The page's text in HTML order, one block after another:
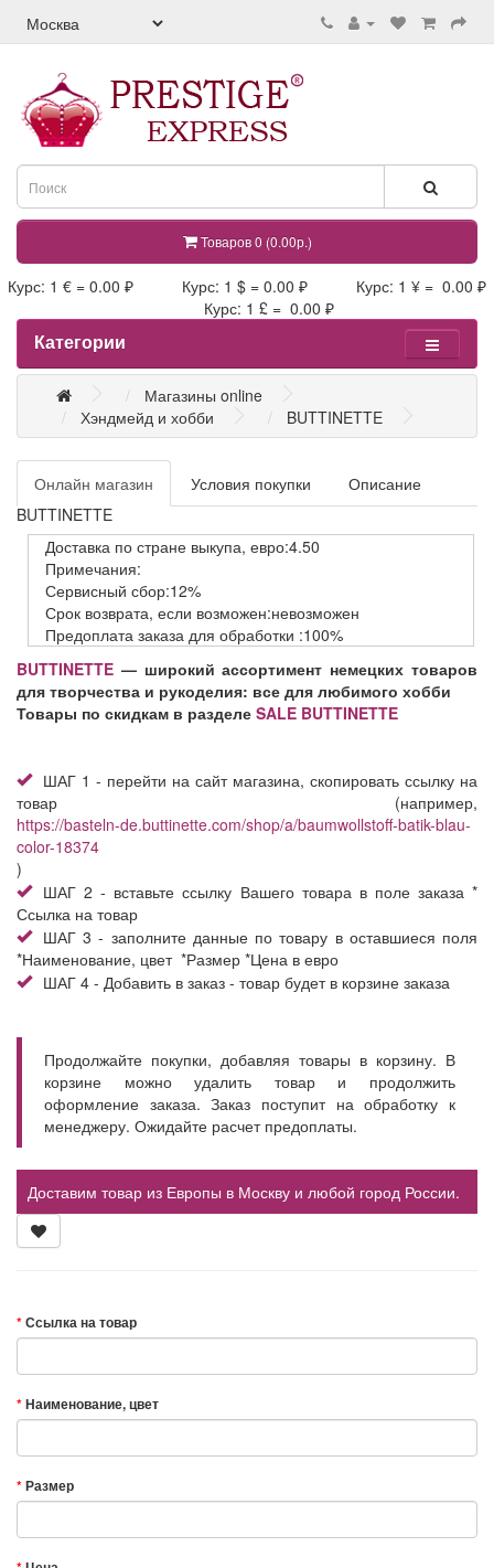
Товаров 0 (0.00р.)
Курс: 1 € = 0.00 ₽ Курс: 1 $ = 0.00 ₽ Курс: 1 ¥ = 0.00 ₽
Курс: 1 £ = 0.00 ₽
Категории
Магазины online
Хэндмейд и хобби
BUTTINETTE
Онлайн магазин Условия покупки
Описание
BUTTINETTE
Доставка по стране выкупа, евро:4.50
Примечания:
Сервисный сбор:12%
Срок возврата, если возможен:невозможен
Предоплата заказа для обработки :100%
BUTTINETTE — широкий ассортимент немецких товаров
для творчества и рукоделия: все для любимого хобби
Товары по скидкам в разделе SALE BUTTINETTE
ШАГ 1 - перейти на сайт магазина, скопировать ссылку на
товар (например,
https://basteln-de.buttinette.com/shop/a/baumwollstoff-batik-blau-
color-18374
)
ШАГ 2 - вставьте ссылку Вашего товара в поле заказа *
Ссылка на товар
ШАГ 3 - заполните данные по товару в оставшиеся поля
*Наименование, цвет *Размер *Цена в евро
ШАГ 4 - Добавить в заказ - товар будет в корзине заказа
Продолжайте покупки, добавляя товары в корзину. В
корзине можно удалить товар и продолжить
оформление заказа. Заказ поступит на обработку к
менеджеру. Ожидайте расчет предоплаты.
Доставим товар из Европы в Москву и любой город России.
Ссылка на товар
Наименование, цвет
Размер